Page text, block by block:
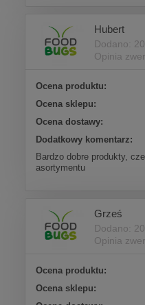
Hubert
Dodano:
Opinia
Ocena produktu:
Ocena sklepu:
Ocena dostawy:
Dodatkowy komentarz:
Bardzo dobre produkty,
asortymentu
Grześ
Dodano:
Opinia
Ocena produktu:
Ocena sklepu: